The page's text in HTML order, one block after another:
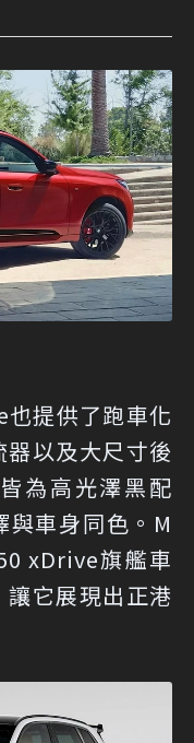
提供了跑車化
以及大尺寸後
為高光澤黑配
車身同色。M
xDrive旗艦車
它展現出正港